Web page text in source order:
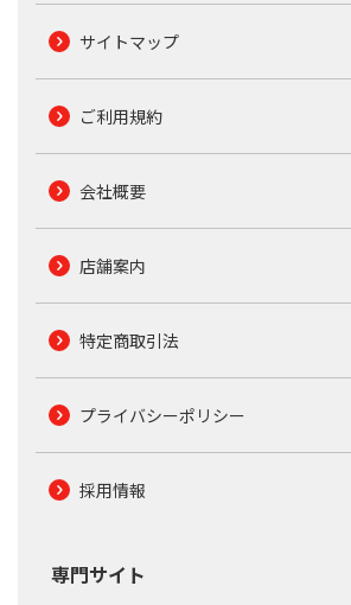
サイトマップ
ご利用規約
会社概要
店舗案内
特定商取引法
プライバシーポリシー
採用情報
専門サイト